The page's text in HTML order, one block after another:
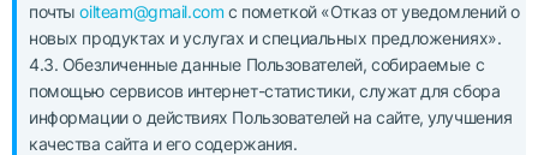
почтыoilteam@gmail.com с пометкой «Отказ от уведомлений о
новых продуктах и услугах и специальных предложениях».
4.3. Обезличенные данные Пользователей, собираемые с
помощью сервисов интернет-статистики, служат для сбора
информации о действиях Пользователей на сайте, улучшения
качества сайта и его содержания.